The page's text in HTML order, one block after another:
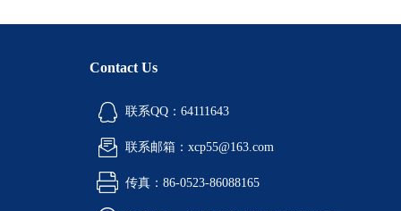
Contact Us
联系QQ：64111643
联系邮箱：xcp55@163.com
传真：86-0523-86088165